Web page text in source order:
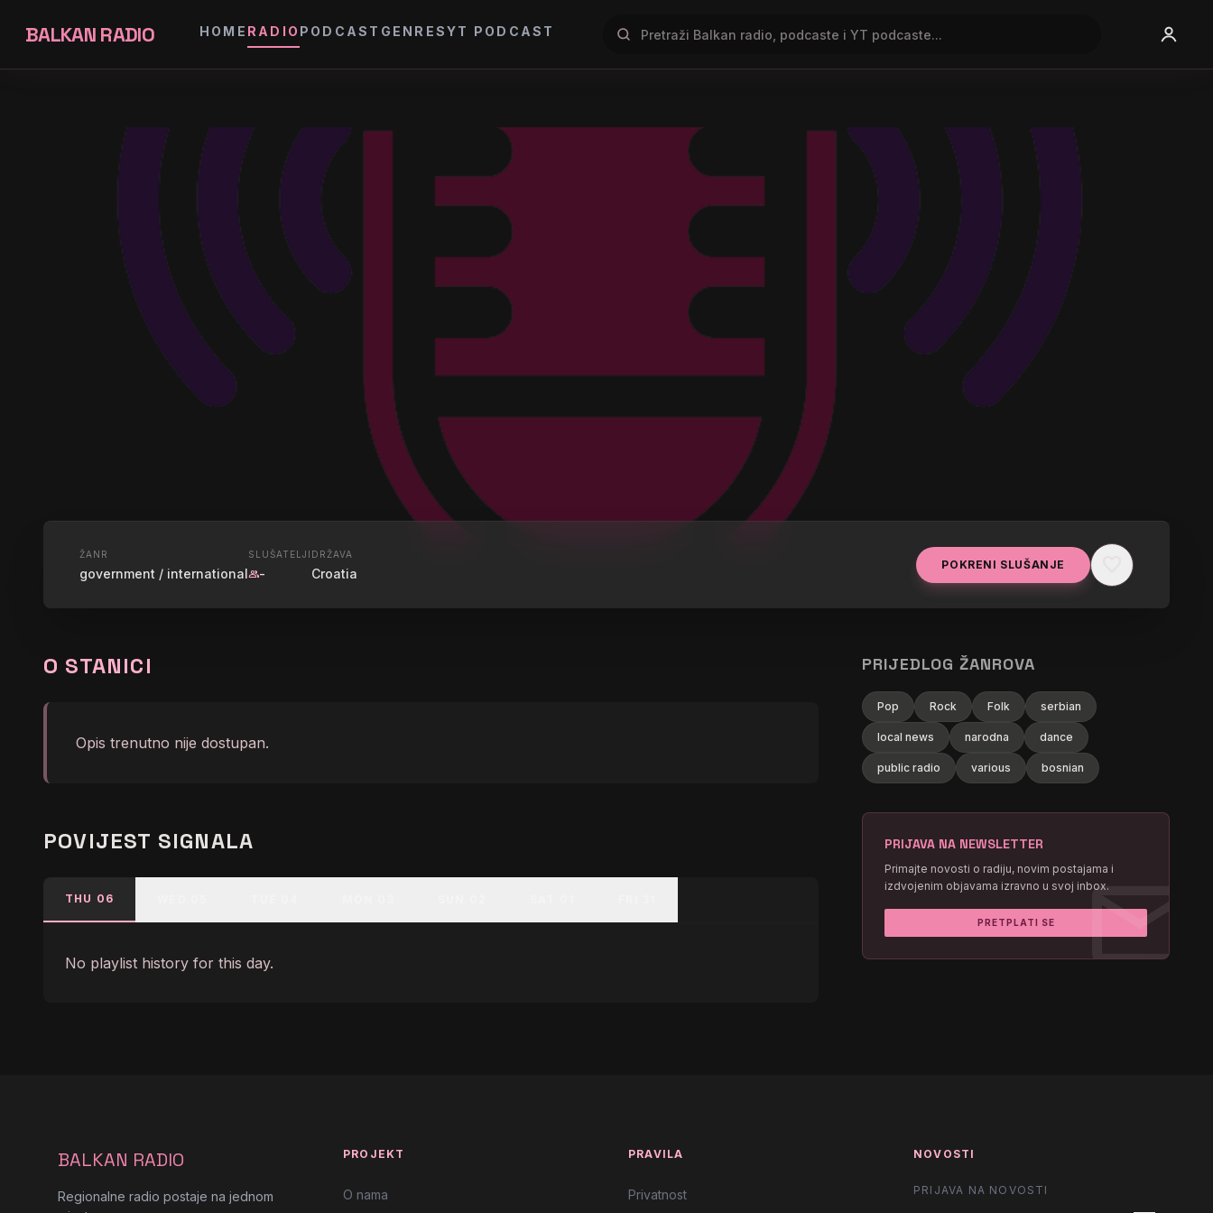
BALKAN RADIO HOME RADIO PODCAST GENRESYT PODCAST
UŽIVO
ŽANR
government / international
SLUŠATELJI
group-
DRŽAVA
Croatia
POKRENI SLUŠANJE
O STANICI
Opis trenutno nije dostupan.
POVIJEST SIGNALA
THU 06
No playlist history for this day.
PRIJEDLOG ŽANROVA
Pop Rock Folk serbian
local news narodna dance
public radio various bosnian
mail
PRIJAVA NA NEWSLETTER
Primajte novosti o radiju, novim postajama i
izdvojenim objavama izravno u svoj inbox.
PRETPLATI SE
BALKAN RADIO
Regionalne radio postaje na jednom
PROJEKT
O nama
PRAVILA
Privatnost
NOVOSTI
PRIJAVA NA NOVOSTI